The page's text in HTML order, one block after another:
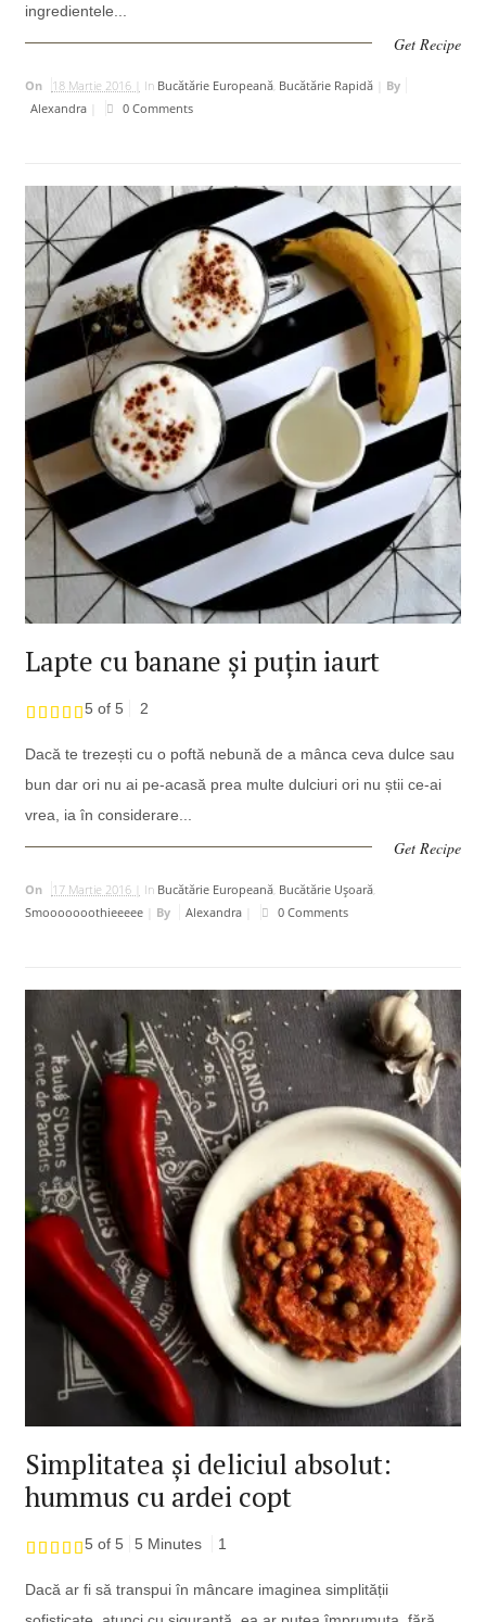
ingredientele...
Get Recipe
On 18 Martie 2016 | In Bucătărie Europeană, Bucătărie Rapidă| By
Alexandra| 0 Comments
Lapte cu banane și puțin iaurt
5 of 5 2
Dacă te trezești cu o poftă nebună de a mânca ceva dulce sau
bun dar ori nu ai pe-acasă prea multe dulciuri ori nu știi ce-ai
vrea, ia în considerare...
Get Recipe
On 17 Martie 2016 | In Bucătărie Europeană, Bucătărie Uşoară,
Smooooooothieeeee| By Alexandra| 0 Comments
Simplitatea și deliciul absolut:
hummus cu ardei copt
5 of 5 5 Minutes 1
Dacă ar fi să transpui în mâncare imaginea simplității